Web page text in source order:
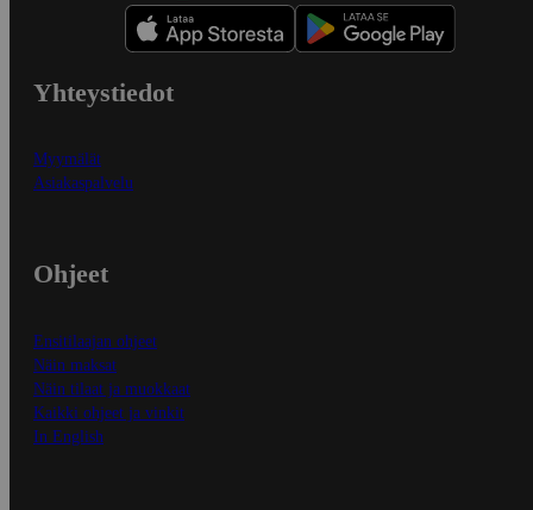
Yhteystiedot
Myymälät
Asiakaspalvelu
Ohjeet
Ensitilaajan ohjeet
Näin maksat
Näin tilaat ja muokkaat
Kaikki ohjeet ja vinkit
In English